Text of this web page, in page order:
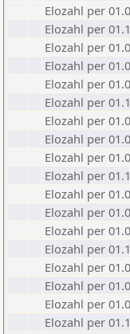
Elozahl per
Elozahl per
Elozahl per
Elozahl per
Elozahl per
Elozahl per
Elozahl per
Elozahl per
Elozahl per
Elozahl per
Elozahl per
Elozahl per
Elozahl per
Elozahl per
Elozahl per
Elozahl per
Elozahl per
Elozahl per